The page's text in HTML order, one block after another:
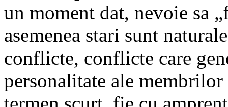
un moment dat, nevoie sa
asemenea stari sunt
conflicte, conflicte care
personalitate ale